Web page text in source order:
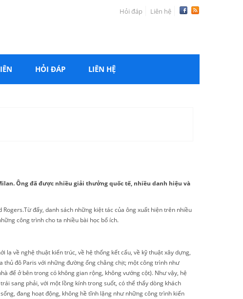
Hỏi đáp Liên hệ
HỎI ĐÁP LIÊN HỆ
Ông đã được nhiều giải thưởng quốc tế, nhiều danh hiệu và
đấy, danh sách những kiệt tác của ông xuất hiện trên nhiều
công trình cho ta nhiều bài học bổ ích.
lạ về nghệ thuật kiến trúc, về hệ thống kết cấu, về kỹ thuật xây dựng,
đô Paris với những đường ống chằng chịt; một công trình như
để ở bên trong có không gian rộng, không vướng cột). Như vậy, hệ
sang phải, với một lồng kính trong suốt, có thể thấy dòng khách
đang hoạt động, không hề tĩnh lặng như những công trình kiến